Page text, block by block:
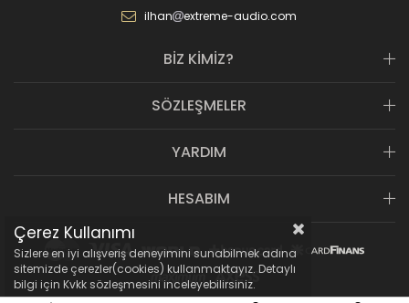
ilhan extreme-audio.com
BİZ KİMİZ?
SÖZLEŞMELER
YARDIM
HESABIM
Çerez Kullanımı
Sizlere en iyi alışveriş deneyimini sunabilmek adına
sitemizde çerezler(cookies) kullanmaktayız. Detaylı
bilgi için Kvkk sözleşmesini inceleyebilirsiniz.